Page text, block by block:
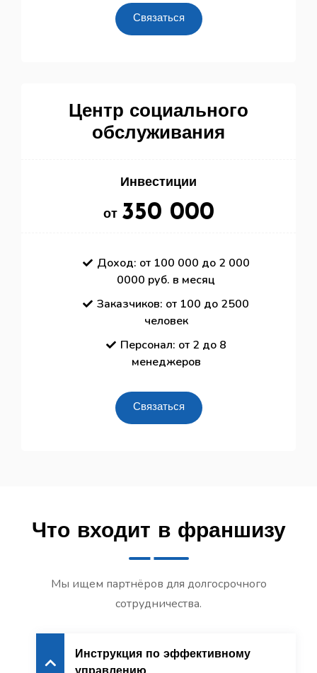
Связаться
Центр социального
обслуживания
Инвестиции
от 350 000
Доход: от 100 000 до 2 000
0000 руб. в месяц
Заказчиков: от 100 до 2500
человек
Персонал: от 2 до 8
менеджеров
Связаться
Что входит в франшизу
Мы ищем партнёров для долгосрочного
сотрудничества.
Инструкция по эффективному